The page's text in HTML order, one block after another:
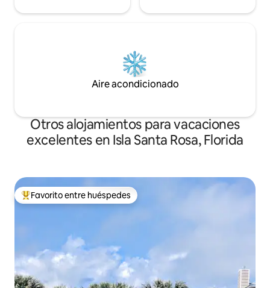
Aire acondicionado
Otros alojamientos para vacaciones
excelentes en Isla Santa Rosa, Florida
Favorito entre huéspedes preferido
Favorito entre huéspedes